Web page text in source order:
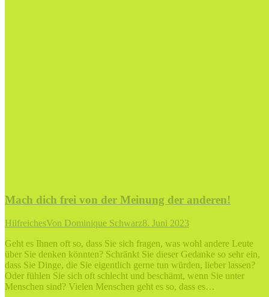
Mach dich frei von der Meinung der anderen!
HilfreichesVon Dominique Schwarz8. Juni 2023
Geht es Ihnen oft so, dass Sie sich fragen, was wohl andere Leute
über Sie denken könnten? Schränkt Sie dieser Gedanke so sehr ein,
dass Sie Dinge, die Sie eigentlich gerne tun würden, lieber lassen?
Oder fühlen Sie sich oft schlecht und beschämt, wenn Sie unter
Menschen sind? Vielen Menschen geht es so, dass es…